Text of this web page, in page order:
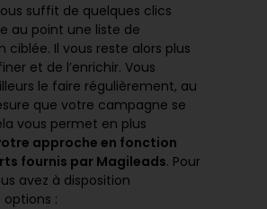
suffit de quelques clics
au point une liste de
ciblée. Il vous reste alors plus
et de l’enrichir. Vous
le faire régulièrement, au
que votre campagne se
vous permet en plus
approche en fonction
fournis par Magileads. Pour
avez à disposition
: